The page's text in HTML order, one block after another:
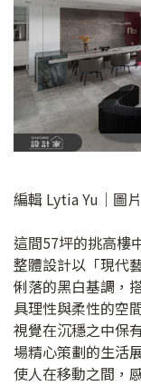
編輯 Lytia Yu｜圖
這間57坪的挑高樓
整體設計以「現代
俐落的黑白基調，
具理性與柔性的空
視覺在沉穩之中保
場精心策劃的生活
使人在移動之間，